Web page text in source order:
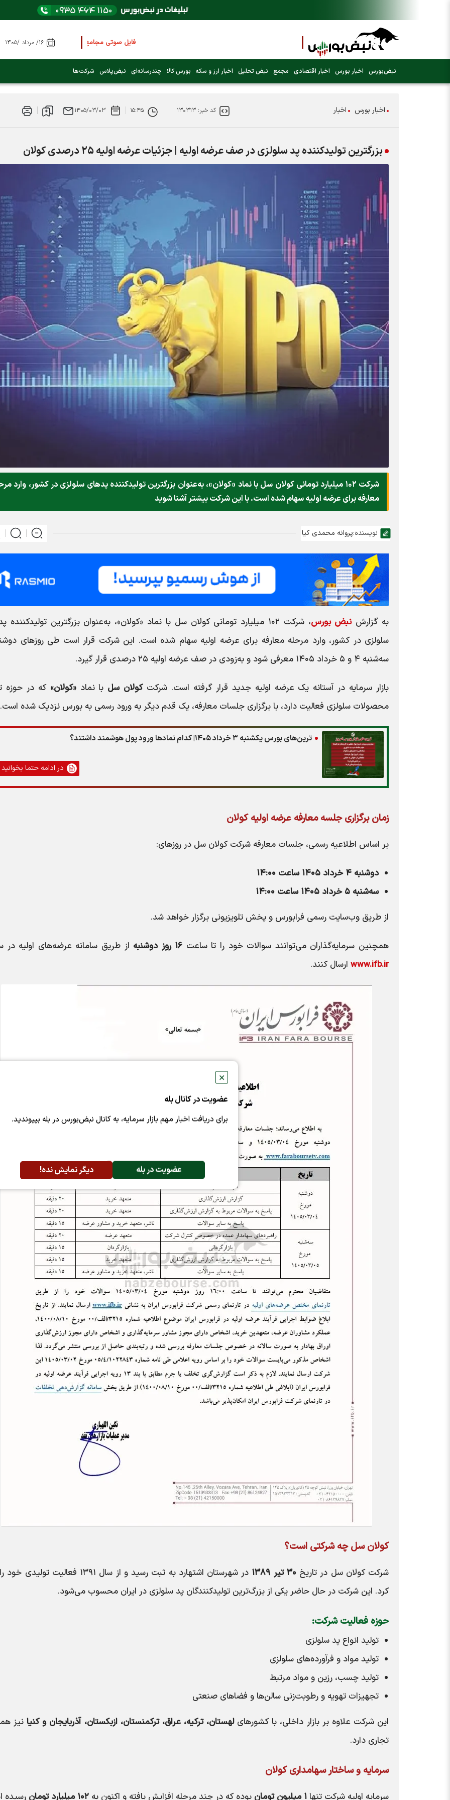
فایل صوتی مجامع و کنفرانس ها را از اینجا گوش کنید
عرضه اولیه بعدی کدام نماد است؟ (کلیک کنید) نبض‌بورس اخبار بورس اخبار اقتصادی مجمع نبض تحلیل اخبار ارز و سکه بورس کالا چندرسانه‌ای نبض‌پلاس شرکت‌ها
✕
عضویت در کانال بله
برای دریافت اخبار مهم بازار سرمایه، به کانال نبض‌بورس در بله بپیوندید.
عضویت در بله دیگر نمایش نده!
اخبار بورس اخبار کد خبر: ۱۳۰۳۱۳ ۱۵:۴۵ ۱۴۰۵/۰۳/۰۳
بزرگترین تولیدکننده پد سلولزی در صف عرضه اولیه | جزئیات عرضه اولیه ۲۵ درصدی کولان
شرکت ۱۰۲ میلیارد تومانی کولان سل با نماد «کولان»، به‌عنوان بزرگترین تولیدکننده پدهای سلولزی در کشور، وارد
معارفه برای عرضه اولیه سهام شده است. با این شرکت بیشتر آشنا شوید
نویسنده:پروانه محمدی کیا
به گزارش نبض بورس
، شرکت ۱۰۲ میلیارد تومانی کولان سل با نماد «کولان»، به‌عنوان بزرگترین تولیدکننده
سلولزی در کشور، وارد مرحله معارفه برای عرضه اولیه سهام شده است. این شرکت قرار است طی روزهای
سه‌شنبه ۴ و ۵ خرداد ۱۴۰۵ معرفی شود و به‌زودی در صف عرضه اولیه ۲۵ درصدی قرار گیرد.
بازار سرمایه در آستانه یک عرضه اولیه جدید قرار گرفته است. شرکتکولان سل با نماد«کولان» که در حوزه
محصولات سلولزی فعالیت دارد، با برگزاری جلسات معارفه، یک قدم دیگر به ورود رسمی به بورس نزدیک شده است.
ترین‌های بورس یکشنبه ۳ خرداد ۱۴۰۵| کدام نماد‌ها ورود پول هوشمند داشتند؟
در ادامه حتما بخوانید
زمان برگزاری جلسه معارفه عرضه اولیه کولان
بر اساس اطلاعیه رسمی، جلسات معارفه شرکت کولان سل در روزهای:
دوشنبه ۴ خرداد ۱۴۰۵ ساعت ۱۴:۰۰
سه‌شنبه ۵ خرداد ۱۴۰۵ ساعت ۱۴:۰۰
از طریق وب‌سایت رسمی فرابورس و پخش تلویزیونی برگزار خواهد شد.
همچنین سرمایه‌گذاران می‌توانند سوالات خود را تا ساعت ۱۶ روز دوشنبه
از طریق سامانه عرضه‌های اولیه در
www.ifb.ir ارسال کنند.
کولان سل چه شرکتی است؟
شرکت کولان سل در تاریخ۳۰ تیر ۱۳۸۹
در شهرستان اشتهارد به ثبت رسید و از سال ۱۳۹۱ فعالیت
کرد. این شرکت در حال حاضر یکی از بزرگ‌ترین تولیدکنندگان پد سلولزی در ایران محسوب می‌شود.
حوزه فعالیت شرکت:
تولید انواع پد سلولزی
تولید مواد و فرآورده‌های سلولزی
تولید چسب، رزین و مواد مرتبط
تجهیزات تهویه و رطوبت‌زنی سالن‌ها و فضاهای صنعتی
این شرکت علاوه بر بازار داخلی، با کشورهایلهستان، ترکیه، عراق، ترکمنستان، ازبکستان، آذربایجان و کنیانیز
تجاری دارد.
سرمایه و ساختار سهامداری کولان
سرمایه اولیه شرکت تنها۱ میلیون تومان بوده که در چند مرحله افزایش یافته و اکنون به ۱۰۲ میلیارد تومان رسیده